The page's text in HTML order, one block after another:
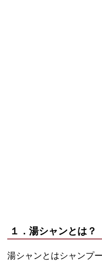
１．湯シャンとは？
湯シャンとはシャンプ